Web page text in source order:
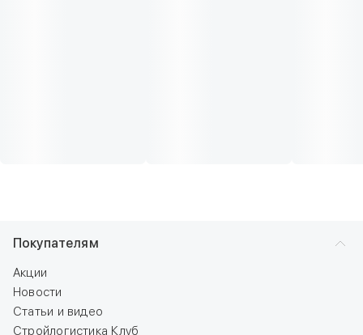
Покупателям
Акции
Новости
Статьи и видео
Стройлогистика Клуб